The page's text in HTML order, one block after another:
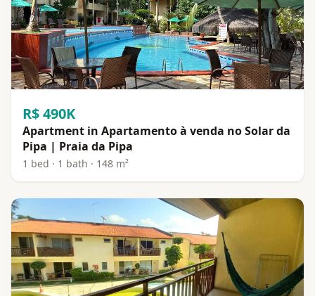
R$ 490K
Apartment in Apartamento à venda no Solar da
Pipa | Praia da Pipa
1 bed · 1 bath · 148 m²